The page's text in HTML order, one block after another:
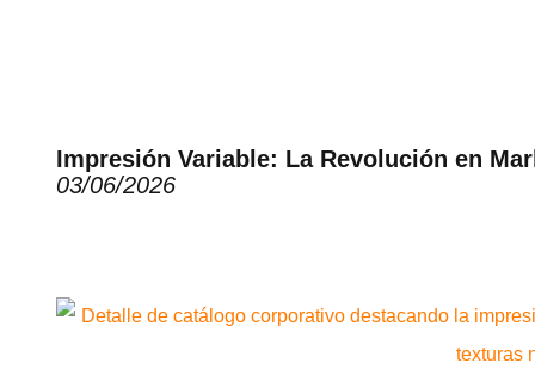
Impresión Variable: La Revolución en
03/06/2026